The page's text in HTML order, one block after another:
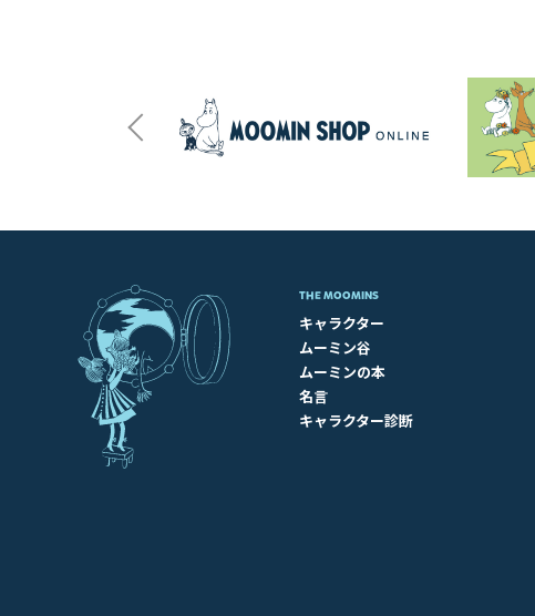
THE MOOMINS
キャラクター
ムーミン谷
ムーミンの本
名言
キャラクター診断